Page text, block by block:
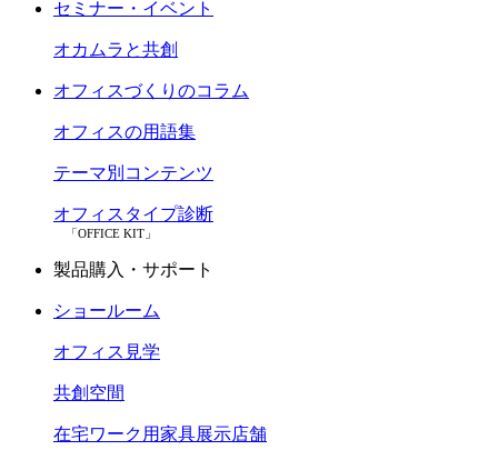
セミナー・イベント
オカムラと共創
オフィスづくりのコラム
オフィスの用語集
テーマ別コンテンツ
オフィスタイプ診断
「OFFICE KIT」
製品購入・サポート
ショールーム
オフィス見学
共創空間
在宅ワーク用家具展示店舗